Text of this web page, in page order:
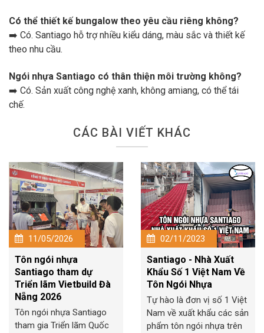
Có thể thiết kế bungalow theo yêu cầu riêng không?
➡️ Có. Santiago hỗ trợ nhiều kiểu dáng, màu sắc và thiết kế
theo nhu cầu.
Ngói nhựa Santiago có thân thiện môi trường không?
➡️ Có. Sản xuất công nghệ xanh, không amiang, có thể tái
chế.
CÁC BÀI VIẾT KHÁC
11/05/2026
Tôn ngói nhựa
Santiago tham dự
Triển lãm Vietbuild Đà
Nẵng 2026
Tôn ngói nhựa Santiago
tham gia Triển lãm Quốc
02/11/2023
Santiago - Nhà Xuất
Khẩu Số 1 Việt Nam Về
Tôn Ngói Nhựa
Tự hào là đơn vị số 1 Việt
Nam về xuất khẩu các sản
phẩm tôn ngói nhựa trên